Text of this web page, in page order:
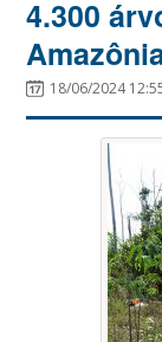
4.300
18/06/2024